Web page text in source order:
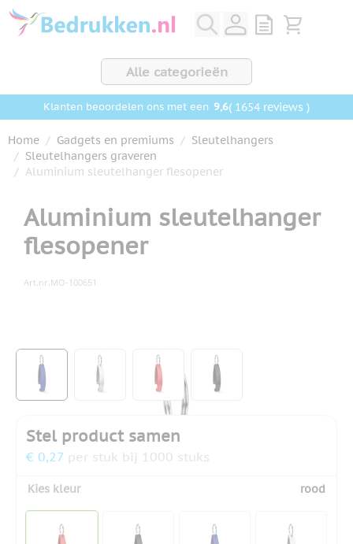
Ga naar de inhoud
View quote,
Bekijk
Alle categorieën
Klanten beoordelen ons met een 9,6( 1654 reviews )
Home / Gadgets en premiums / Sleutelhangers
/ Sleutelhangers graveren
/ Aluminium sleutelhanger flesopener
Aluminium sleutelhanger
flesopener
Art.nr. MO-100651
View larger imageView larger imageView larger imageView larger image
Stel product samen
€ 0,27 per stuk bij 1000 stuks
Kies kleur rood